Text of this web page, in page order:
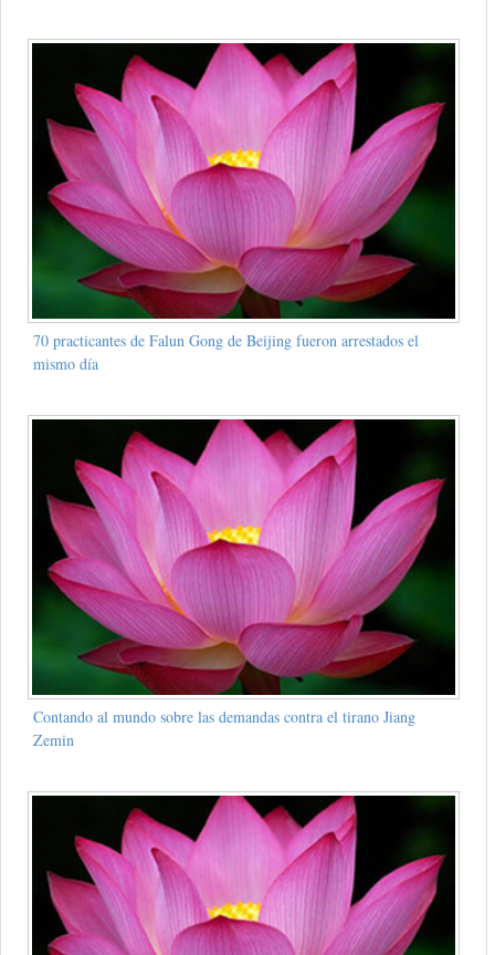
70 practicantes de Falun Gong de Beijing fueron arrestados el
mismo día
Contando al mundo sobre las demandas contra el tirano Jiang
Zemin